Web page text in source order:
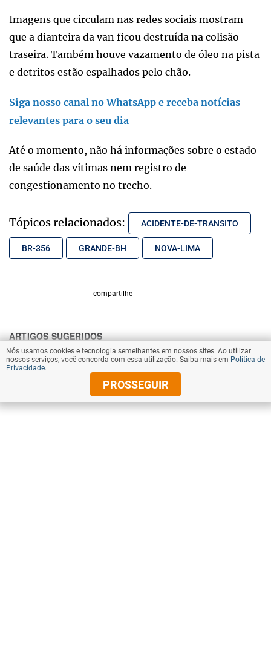
Imagens que circulam nas redes sociais mostram
que a dianteira da van ficou destruída na colisão
traseira. Também houve vazamento de óleo na pista
e detritos estão espalhados pelo chão.
Siga nosso canal no WhatsApp e receba notícias
relevantes para o seu dia
Até o momento, não há informações sobre o estado
de saúde das vítimas nem registro de
congestionamento no trecho.
Tópicos relacionados: ACIDENTE-DE-TRANSITO
BR-356 GRANDE-BH NOVA-LIMA
compartilhe
Nós usamos cookies e tecnologia semelhantes em nossos sites. Ao utilizar
nossos serviços, você concorda com essa utilização. Saiba mais em Política de
Privacidade.
PROSSEGUIR